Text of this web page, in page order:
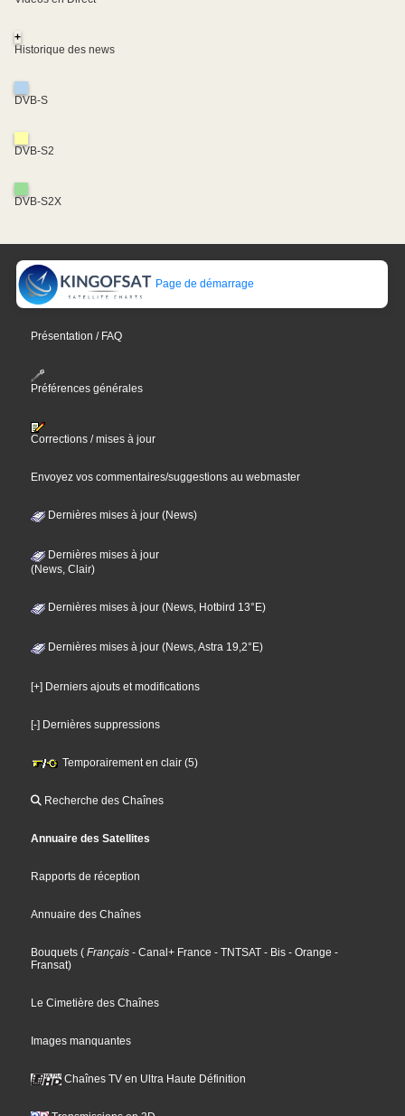
+
Historique des news
DVB-S
DVB-S2
DVB-S2X
Page de démarrage
Présentation / FAQ
Préférences générales
Corrections / mises à jour
Envoyez vos commentaires/suggestions au webmaster
Dernières mises à jour (News)
Dernières mises à jour
(News, Clair)
Dernières mises à jour (News, Hotbird 13°E)
Dernières mises à jour (News, Astra 19,2°E)
[+] Derniers ajouts et modifications
[-] Dernières suppressions
Temporairement en clair (5)
Recherche des Chaînes
Annuaire des Satellites
Rapports de réception
Annuaire des Chaînes
Bouquets ( Français - Canal+ France - TNTSAT - Bis - Orange -
Fransat)
Le Cimetière des Chaînes
Images manquantes
Chaînes TV en Ultra Haute Définition